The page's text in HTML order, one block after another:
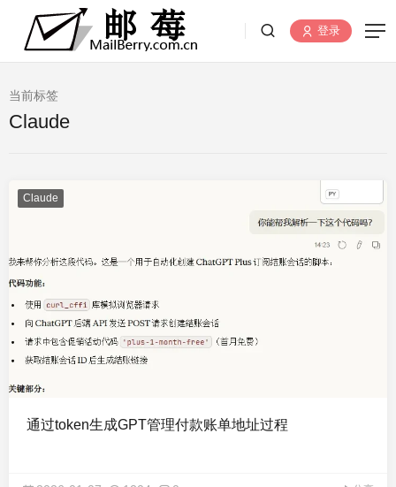
登录
当前标签
Claude
Claude
通过token生成GPT管理付款账单地址过程